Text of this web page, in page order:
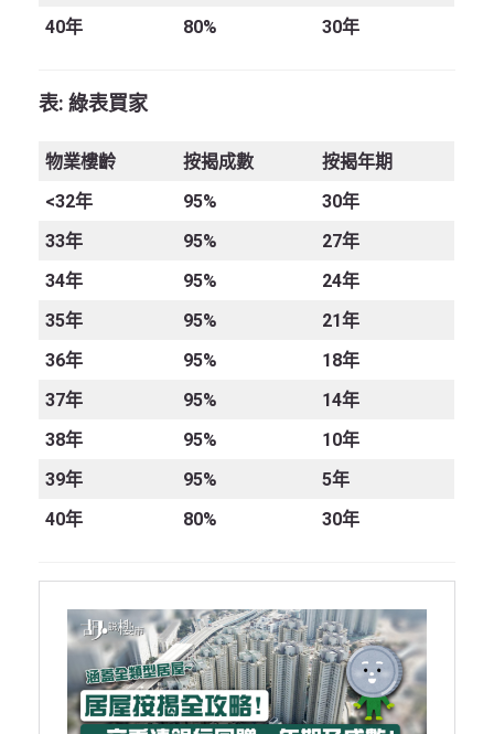
40年 80% 30年
表: 綠表買家
物業樓齡 按揭成數
按揭年期
<32年 95%
30年
33年 95%
27年
34年 95%
24年
35年 95%
21年
36年 95%
18年
37年 95%
14年
38年 95%
10年
39年 95%
5年
40年 80% 30年